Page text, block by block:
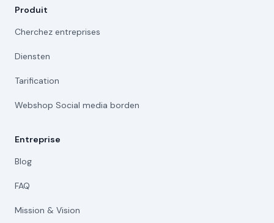
Produit
Cherchez entreprises
Diensten
Tarification
Webshop Social media borden
Entreprise
Blog
FAQ
Mission & Vision